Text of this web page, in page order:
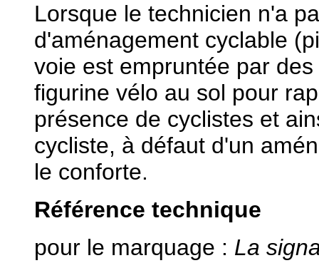
Lorsque le technicien n'a
d'aménagement cyclable
voie est empruntée par
figurine vélo au sol pour
présence de cyclistes et
cycliste, à défaut d'un
le conforte.
Référence technique
pour le marquage : La